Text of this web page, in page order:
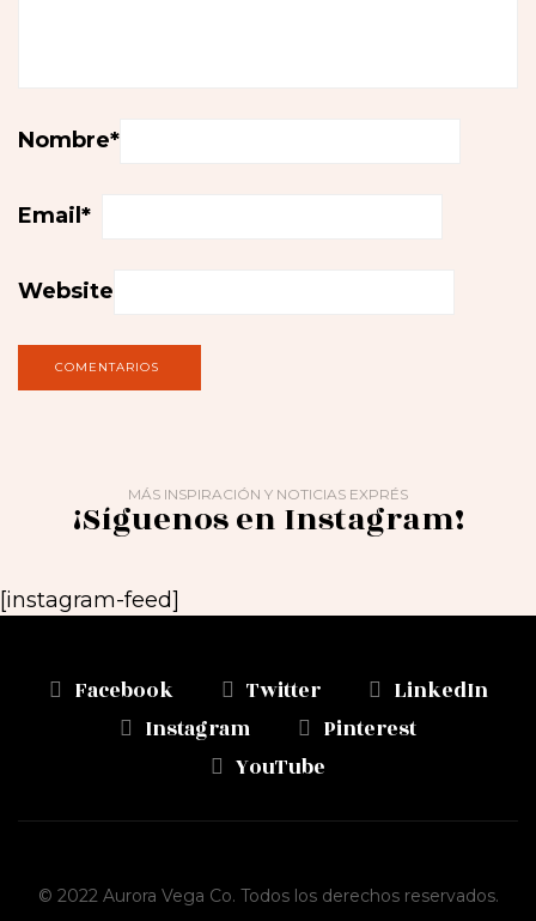
Nombre*
Email *
Website
MÁS INSPIRACIÓN Y NOTICIAS EXPRÉS
¡Síguenos en Instagram!
[instagram-feed]
Facebook Twitter
LinkedIn
Instagram
Pinterest
YouTube
© 2022 Aurora Vega Co. Todos los derechos reservados.